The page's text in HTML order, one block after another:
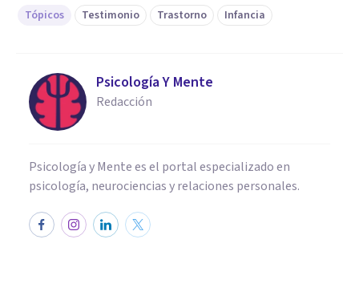
Tópicos Testimonio Trastorno Infancia
Psicología Y Mente
Redacción
Psicología y Mente es el portal especializado en
psicología, neurociencias y relaciones personales.